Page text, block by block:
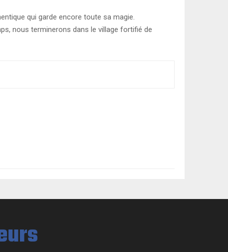
qui garde encore toute sa magie.
nous terminerons dans le village fortifié de